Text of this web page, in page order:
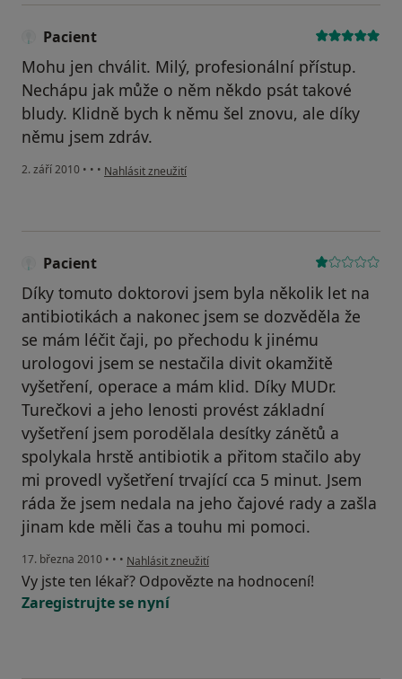
Pacient
Mohu jen chválit. Milý, profesionální přístup.
Nechápu jak může o něm někdo psát takové
bludy. Klidně bych k němu šel znovu, ale díky
němu jsem zdráv.
2. září 2010 • • • podle názoru uživatele Pacient
Nahlásit zneužití
Pacient
Díky tomuto doktorovi jsem byla několik let na
antibiotikách a nakonec jsem se dozvěděla že
se mám léčit čaji, po přechodu k jinému
urologovi jsem se nestačila divit okamžitě
vyšetření, operace a mám klid. Díky MUDr.
Turečkovi a jeho lenosti provést základní
vyšetření jsem porodělala desítky zánětů a
spolykala hrstě antibiotik a přitom stačilo aby
mi provedl vyšetření trvající cca 5 minut. Jsem
ráda že jsem nedala na jeho čajové rady a zašla
jinam kde měli čas a touhu mi pomoci.
17. března 2010 • • • podle názoru uživatele Pacient
Nahlásit zneužití
Vy jste ten lékař? Odpovězte na hodnocení!
Zaregistrujte se nyní